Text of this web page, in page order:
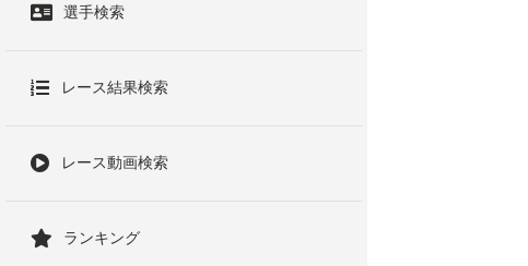
選手検索
レース結果検索
レース動画検索
ランキング